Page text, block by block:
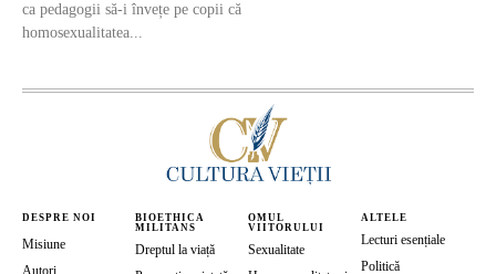
ca pedagogii să-i învețe pe copii că
homosexualitatea...
DESPRE NOI
Misiune
Autori
BIOETHICA
MILITANS
Dreptul la viață
OMUL
VIITORULUI
Sexualitate
ALTELE
Lecturi esențiale
Politică